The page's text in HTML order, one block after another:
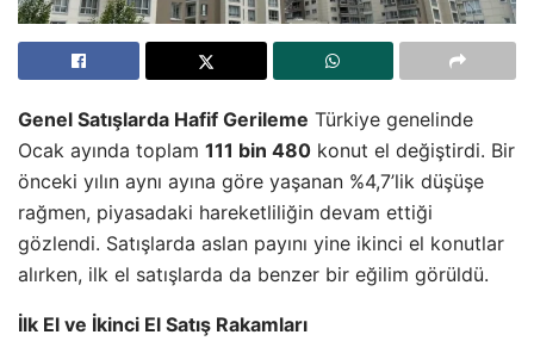
Genel Satışlarda Hafif Gerileme Türkiye genelinde
Ocak ayında toplam 111 bin 480 konut el değiştirdi. Bir
önceki yılın aynı ayına göre yaşanan %4,7’lik düşüşe
rağmen, piyasadaki hareketliliğin devam ettiği
gözlendi. Satışlarda aslan payını yine ikinci el konutlar
alırken, ilk el satışlarda da benzer bir eğilim görüldü.
İlk El ve İkinci El Satış Rakamları